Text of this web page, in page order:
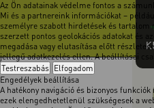
Az Ön adatainak védelme fontos a
Mi és a partnereink információkat –
személyre szabott hirdetések és tartalom
szerzett pontos geolokációs adatokat és
megadása vagy elutasítása előtt
jellegű adatkezelés ellen. A beállításai
Testreszabás Elfogadom
Engedélyek beállítása
A hatékony navigáció és bizonyos
ezek elengedhetetlenül szükségesek a